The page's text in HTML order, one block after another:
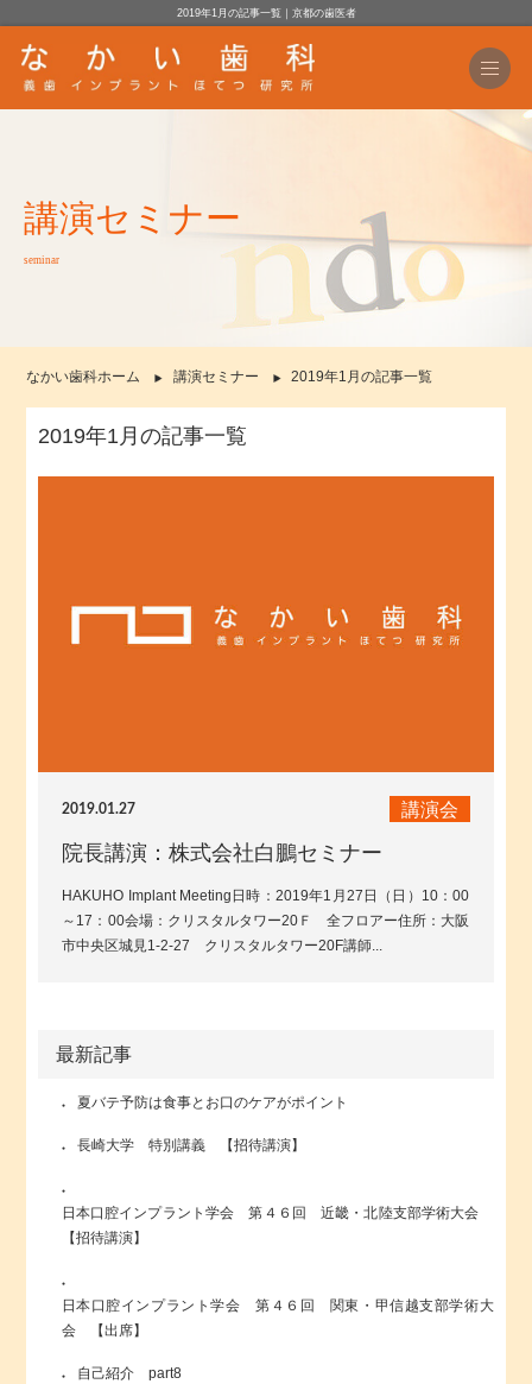
2019年1月の記事一覧｜京都の歯医者
講演セミナー
seminar
なかい歯科ホーム 講演セミナー 2019年1月の記事一覧
2019年1月の記事一覧
2019.01.27 講演会
院長講演：株式会社白鵬セミナー
HAKUHO Implant Meeting日時：2019年1月27日（日）10：00
～17：00会場：クリスタルタワー20Ｆ 全フロアー住所：大阪
市中央区城見1-2-27 クリスタルタワー20F講師...
最新記事
夏バテ予防は食事とお口のケアがポイント
長崎大学 特別講義 【招待講演】
日本口腔インプラント学会 第４６回 近畿・北陸支部学術大会
【招待講演】
日本口腔インプラント学会 第４６回 関東・甲信越支部学術大
会 【出席】
自己紹介 part8